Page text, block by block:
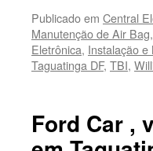
Publicado em Central
Manutenção de Air Bag,
Eletrônica, Instalação e
Taguatinga DF, TBI,
Ford Car ,